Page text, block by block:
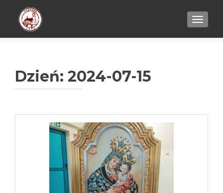
Dzień: 2024-07-15